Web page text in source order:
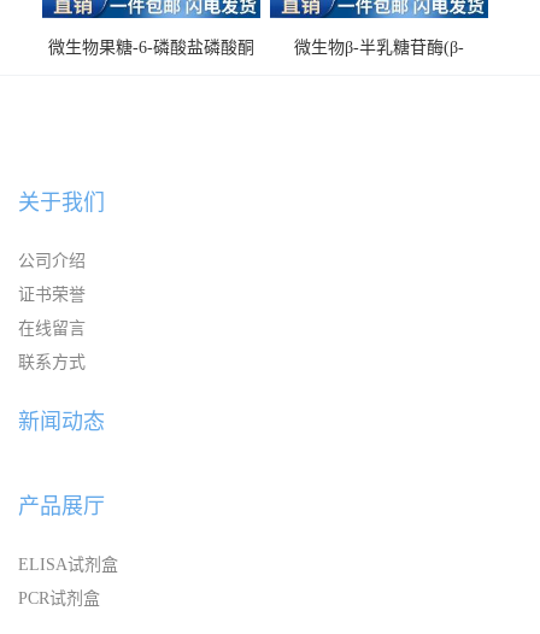
微生物果糖-6-磷酸盐磷酸酮
微生物β-半乳糖苷酶(β-
关于我们
公司介绍
证书荣誉
在线留言
联系方式
新闻动态
产品展厅
ELISA试剂盒
PCR试剂盒